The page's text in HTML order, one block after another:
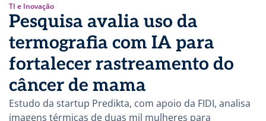
TI e Inovação
Pesquisa avalia uso da
termografia com IA para
fortalecer rastreamento do
câncer de mama
Estudo da startup Predikta, com apoio da FIDI, analisa
imagens térmicas de duas mil mulheres para